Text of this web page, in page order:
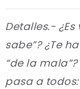
Detalles.-
sabe”? ¿Te
“de la
pasa a